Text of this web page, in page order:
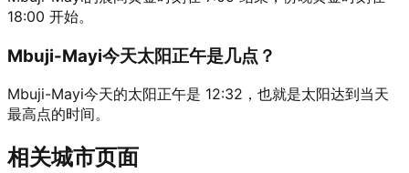
18:00 开始。
Mbuji-Mayi今天太阳正午是几点？
Mbuji-Mayi今天的太阳正午是 12:32，也就是太阳达到当天
最高点的时间。
相关城市页面